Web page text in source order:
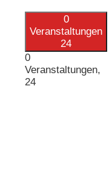
0
Veranstaltungen
24
0
Veranstaltungen,
24